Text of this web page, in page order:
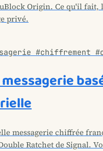
Origin. Ce qu'il
privé.
messagerie chiffrée
Ratchet de Signal.